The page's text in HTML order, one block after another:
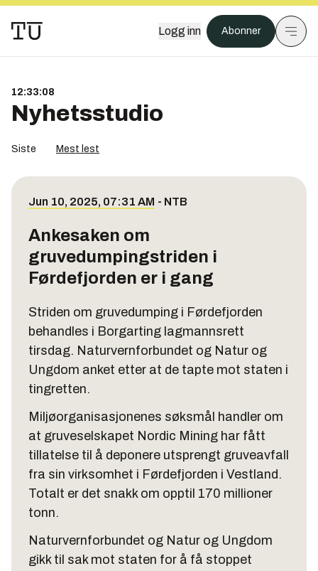
Logg inn Abonner
12:33:08
Nyhetsstudio
Siste Mest lest
Jun 10, 2025, 07:31 AM - NTB
Ankesaken om
gruvedumpingstriden i
Førdefjorden er i gang
Striden om gruvedumping i Førdefjorden
behandles i Borgarting lagmannsrett
tirsdag. Naturvernforbundet og Natur og
Ungdom anket etter at de tapte mot staten i
tingretten.
Miljøorganisasjonenes søksmål handler om
at gruveselskapet Nordic Mining har fått
tillatelse til å deponere utsprengt gruveavfall
fra sin virksomhet i Førdefjorden i Vestland.
Totalt er det snakk om opptil 170 millioner
tonn.
Naturvernforbundet og Natur og Ungdom
gikk til sak mot staten for å få stoppet